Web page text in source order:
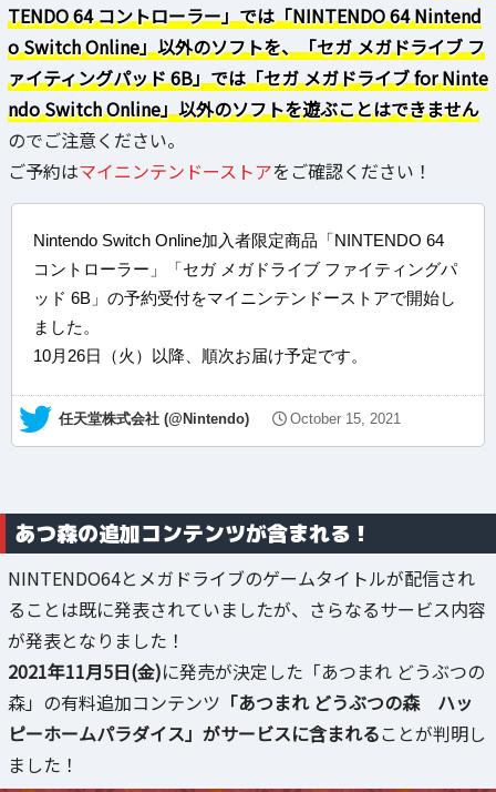
TENDO 64 コントローラー」では「NINTENDO 64 Nintend
o Switch Online」以外のソフトを、「セガ メガドライブ フ
ァイティングパッド 6B」では「セガ メガドライブ for Ninte
ndo Switch Online」以外のソフトを遊ぶことはできません
のでご注意ください。
ご予約はマイニンテンドーストアをご確認ください！
Nintendo Switch Online加入者限定商品「NINTENDO 64
コントローラー」「セガ メガドライブ ファイティングパ
ッド 6B」の予約受付をマイニンテンドーストアで開始し
ました。
10月26日（火）以降、順次お届け予定です。
— 任天堂株式会社 (@Nintendo) October 15, 2021
あつ森の追加コンテンツが含まれる！
NINTENDO64とメガドライブのゲームタイトルが配信され
ることは既に発表されていましたが、さらなるサービス内容
が発表となりました！
2021年11月5日(金)に発売が決定した「あつまれ どうぶつの
森」の有料追加コンテンツ 「あつまれ どうぶつの森 ハッ
ピーホームパラダイス」がサービスに含まれることが判明し
ました！